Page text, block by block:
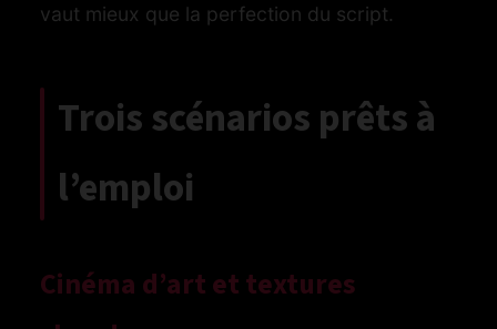
vaut mieux que la perfection du script.
Trois scénarios prêts à
l’emploi
Cinéma d’art et textures